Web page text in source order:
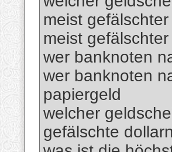
meist
meist
wer banknoten
wer banknoten
papiergeld
welcher
gefälschte